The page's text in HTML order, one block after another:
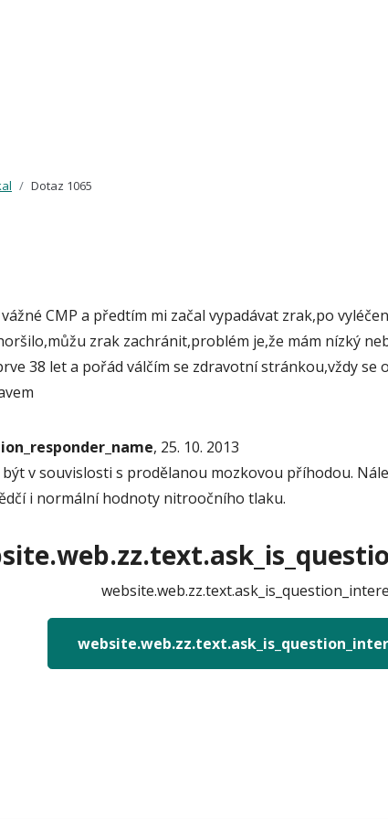
Dotaz 1065
CMP a předtím mi začal vypadávat zrak,po
zrak zachránit,problém je,že mám nízký
38 let a pořád válčím se zdravotní stránkou,vždy
, 25. 10. 2013
v souvislosti s prodělanou mozkovou příhodou.
i normální hodnoty nitroočního tlaku.